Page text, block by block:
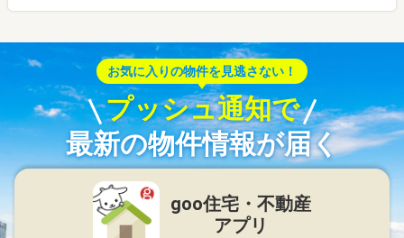
お気に入りの物件を見逃さない！
プッシュ通知で
最新の物件情報が届く
goo住宅・不動産
アプリ